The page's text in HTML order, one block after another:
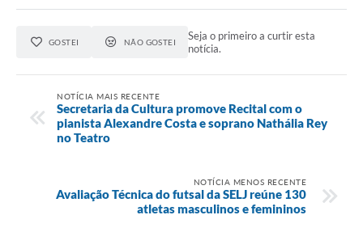
GOSTEI NÃO GOSTEI
Seja o primeiro a curtir esta
notícia.
NOTÍCIA MAIS RECENTE
Secretaria da Cultura promove Recital com o
pianista Alexandre Costa e soprano Nathália Rey
no Teatro
NOTÍCIA MENOS RECENTE
Avaliação Técnica do futsal da SELJ reúne 130
atletas masculinos e femininos